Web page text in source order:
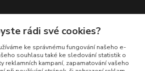
rádi své cookies?
ke správnému fungování našeho e-
souhlasu také ke sledování statistik o
reklamních kampaní, zapamatování vašeho